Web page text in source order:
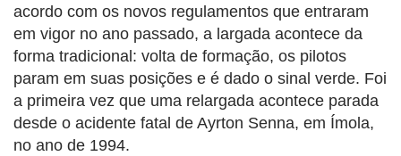
acordo com os novos regulamentos que entraram
em vigor no ano passado, a largada acontece da
forma tradicional: volta de formação, os pilotos
param em suas posições e é dado o sinal verde. Foi
a primeira vez que uma relargada acontece parada
desde o acidente fatal de Ayrton Senna, em Ímola,
no ano de 1994.